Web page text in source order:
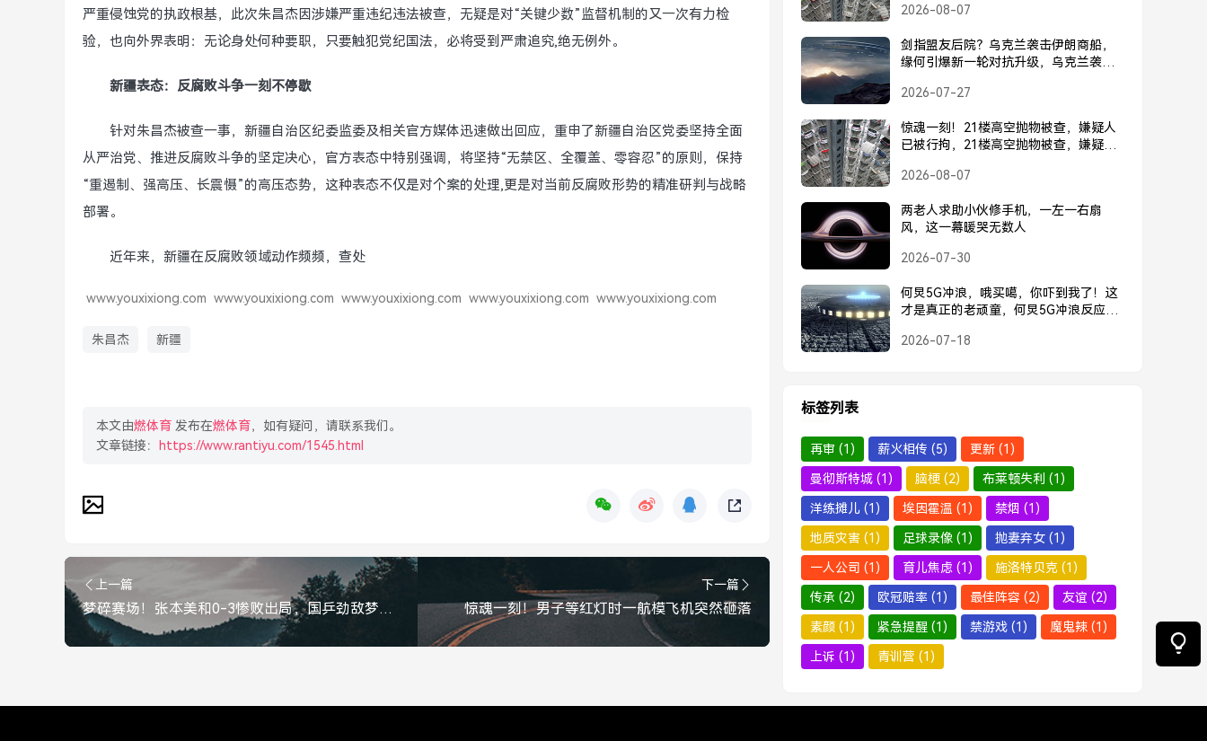
严重侵蚀党的执政根基，此次朱昌杰因涉嫌严重违纪违法被查，无疑是对“关键少数”监督机制的又一次有力检
验，也向外界表明：无论身处何种要职，只要触犯党纪国法，必将受到严肃追究,绝无例外。
新疆表态：反腐败斗争一刻不停歇
针对朱昌杰被查一事，新疆自治区纪委监委及相关官方媒体迅速做出回应，重申了新疆自治区党委坚持全面
从严治党、推进反腐败斗争的坚定决心，官方表态中特别强调，将坚持“无禁区、全覆盖、零容忍”的原则，保持
“重遏制、强高压、长震慑”的高压态势，这种表态不仅是对个案的处理,更是对当前反腐败形势的精准研判与战略
部署。
近年来，新疆在反腐败领域动作频频，查处
www.youxixiong.com www.youxixiong.com www.youxixiong.com www.youxixiong.com www.youxixiong.com
朱昌杰 新疆
本文由燃体育 发布在燃体育，如有疑问，请联系我们。
文章链接：
https://www.rantiyu.com/1545.html
上一篇
梦碎赛场！张本美和0-3惨败出局，国乒劲敌梦碎引发热议，张本美和0-3惨败出局，国乒劲敌梦碎引热议
下一篇
惊魂一刻！男子等红灯时一航模飞机突然砸落
2026-08-07
剑指盟友后院？乌克兰袭击伊朗商船，
缘何引爆新一轮对抗升级，乌克兰袭击
2026-07-27
惊魂一刻！21楼高空抛物被查，嫌疑人
已被行拘，21楼高空抛物被查，嫌疑人
2026-08-07
两老人求助小伙修手机，一左一右扇
风，这一幕暖哭无数人
2026-07-30
何炅5G冲浪，哦买噶，你吓到我了！这
才是真正的老顽童，何炅5G冲浪反应惊
2026-07-18
标签列表
再审 (1) 薪火相传 (5) 更新 (1)
曼彻斯特城 (1) 脑梗 (2) 布莱顿失利 (1)
洋练摊儿 (1) 埃因霍温 (1) 禁烟 (1)
地质灾害 (1) 足球录像 (1) 抛妻弃女 (1)
一人公司 (1) 育儿焦虑 (1) 施洛特贝克 (1)
传承 (2) 欧冠赔率 (1) 最佳阵容 (2) 友谊 (2)
素颜 (1) 紧急提醒 (1) 禁游戏 (1) 魔鬼辣 (1)
上诉 (1) 青训营 (1)